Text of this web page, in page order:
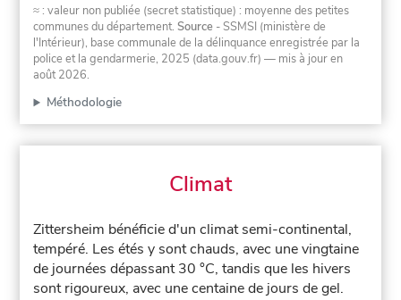
≈ : valeur non publiée (secret statistique) : moyenne des petites
communes du département.Source - SSMSI (ministère de
l'Intérieur), base communale de la délinquance enregistrée par la
police et la gendarmerie, 2025 (data.gouv.fr) — mis à jour en
août 2026.
Méthodologie
Climat
Zittersheim bénéficie d'un climat semi-continental,
tempéré. Les étés y sont chauds, avec une vingtaine
de journées dépassant 30 °C, tandis que les hivers
sont rigoureux, avec une centaine de jours de gel.